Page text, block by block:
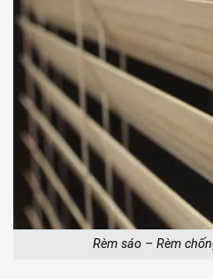
Rèm sáo – Rèm